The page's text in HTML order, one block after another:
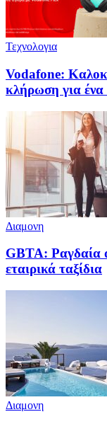
Τεχνολογια
Vodafone:
κλήρωση για ένα
Διαμονη
GBTA: Ραγδαία
εταιρικά ταξίδια
Διαμονη